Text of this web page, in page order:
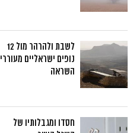
לשבת ולהרהר מול 12
נופים ישראליים מעוררי
השראה
חסדו ומגבלותיו של